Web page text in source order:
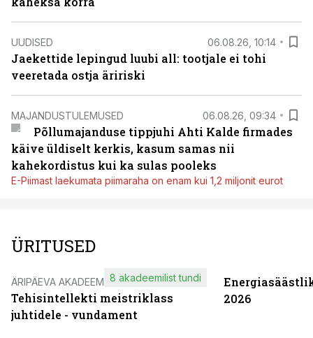
UUDISED 06.08.26, 10:14
Jaekettide lepingud luubi all: tootjale ei tohi
veeretada ostja äririski
MAJANDUSTULEMUSED 06.08.26, 09:34
Põllumajanduse tippjuhi Ahti Kalde firmades
käive üldiselt kerkis, kasum samas nii
kahekordistus kui ka sulas pooleks
E-Piimast laekumata piimaraha on enam kui 1,2 miljonit eurot
ÜRITUSED
ÄRIPÄEVA AKADEEMIA
Tehisintellekti meistriklass
juhtidele - vundament
8 akadeemilist tundi
2026